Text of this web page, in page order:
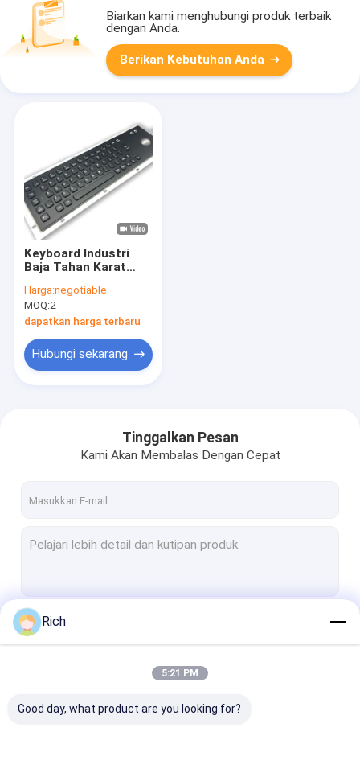
Biarkan kami menghubungi produk terbaik
dengan Anda.
Berikan Kebutuhan Anda
Keyboard Industri
Baja Tahan Karat
Trackball Terpasang
di Belakang
Penggunaan Luar
Ruangan Layanan
Mandiri Hitam
Harga:negotiable
MOQ:2
dapatkan harga terbaru
Hubungi sekarang
Tinggalkan Pesan
Kami Akan Membalas Dengan Cepat
Rich
5:21 PM
Good day, what product are you looking for?